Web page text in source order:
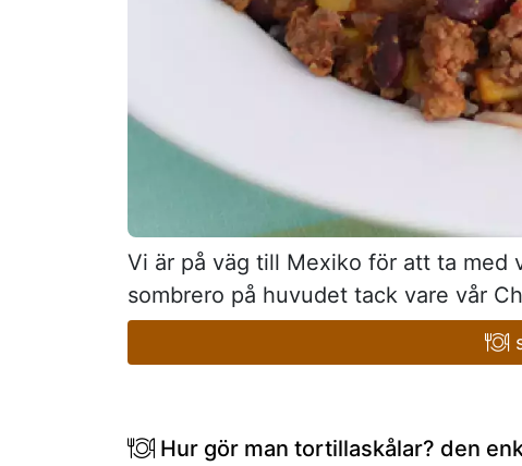
Vi är på väg till Mexiko för att ta med
sombrero på huvudet tack vare vår
Hur gör man tortillaskålar? den